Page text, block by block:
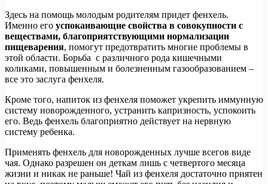
Здесь на помощь молодым родителям придет фенхель.
Именно его успокаивающие свойства в совокупности с
веществами, благоприятствующими нормализации
пищеварения, помогут предотвратить многие проблемы в
этой области. Борьба с различного рода кишечными
коликами, повышенным и болезненным газообразованием –
все это заслуга фенхеля.
Кроме того, напиток из фенхеля поможет укрепить иммунную
систему новорожденного, устранить капризность, успокоить
его. Ведь фенхель благоприятно действует на нервную
систему ребенка.
Применять фенхель для новорожденных лучше всегов виде
чая. Однако разрешен он деткам лишь с четвертого месяца
жизни и никак не раньше! Чай из фенхеля достаточно приятен